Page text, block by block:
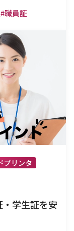
#職員証
プリンタ
学生証を安